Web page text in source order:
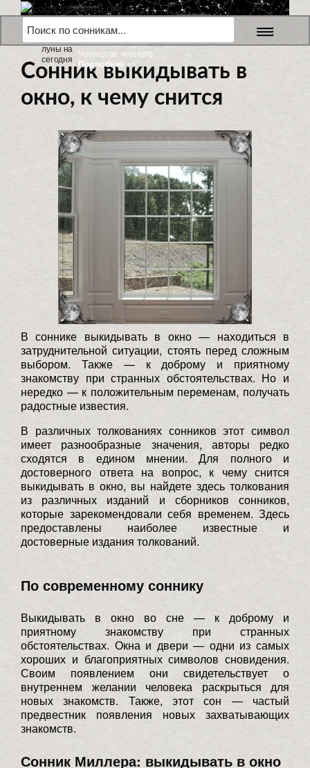
6 августа 2026 г.
Убывающая Луна
Четвертая четверть
Подробнее >>
Сонник выкидывать в
окно, к чему снится
В соннике выкидывать в окно — находиться в
затруднительной ситуации, стоять перед сложным
выбором. Также — к доброму и приятному
знакомству при странных обстоятельствах. Но и
нередко — к положительным переменам, получать
радостные известия.
В различных толкованиях сонников этот символ
имеет разнообразные значения, авторы редко
сходятся в едином мнении. Для полного и
достоверного ответа на вопрос, к чему снится
выкидывать в окно, вы найдете здесь толкования
из различных изданий и сборников сонников,
которые зарекомендовали себя временем. Здесь
предоставлены наиболее известные и
достоверные издания толкований.
По современному соннику
Выкидывать в окно во сне — к доброму и
приятному знакомству при странных
обстоятельствах. Окна и двери — одни из самых
хороших и благоприятных символов сновидения.
Своим появлением они свидетельствует о
внутреннем желании человека раскрыться для
новых знакомств. Также, этот сон — частый
предвестник появления новых захватывающих
знакомств.
Сонник Миллера: выкидывать в окно